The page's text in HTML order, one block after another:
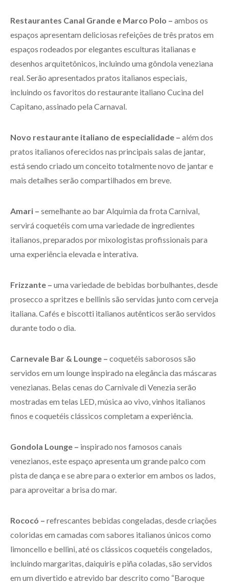
Restaurantes Canal Grande e Marco Polo – ambos os
espaços apresentam deliciosas refeições de três pratos em
espaços rodeados por elegantes esculturas italianas e
desenhos arquitetônicos, incluindo uma gôndola veneziana
real. Serão apresentados pratos italianos especiais,
incluindo os favoritos do restaurante italiano Cucina del
Capitano, assinado pela Carnaval.
Novo restaurante italiano de especialidade – além dos
pratos italianos oferecidos nas principais salas de jantar,
está sendo criado um conceito totalmente novo de jantar e
mais detalhes serão compartilhados em breve.
Amari – semelhante ao bar Alquimia da frota Carnival,
servirá coquetéis com uma variedade de ingredientes
italianos, preparados por mixologistas profissionais para
uma experiência elevada e interativa.
Frizzante – uma variedade de bebidas borbulhantes, desde
prosecco a spritzes e bellinis são servidas junto com cerveja
italiana. Cafés e biscotti italianos autênticos serão servidos
durante todo o dia.
Carnevale Bar & Lounge – coquetéis saborosos são
servidos em um lounge inspirado na elegância das máscaras
venezianas. Belas cenas do Carnivale di Venezia serão
mostradas em telas LED, música ao vivo, vinhos italianos
finos e coquetéis clássicos completam a experiência.
Gondola Lounge – inspirado nos famosos canais
venezianos, este espaço apresenta um grande palco com
pista de dança e se abre para o exterior em ambos os lados,
para aproveitar a brisa do mar.
Rococó – refrescantes bebidas congeladas, desde criações
coloridas em camadas com sabores italianos únicos como
limoncello e bellini, até os clássicos coquetéis congelados,
incluindo margaritas, daiquiris e piña coladas, são servidos
em um divertido e atrevido bar descrito como “Baroque